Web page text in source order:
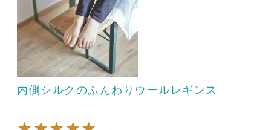
内側シルクのふんわりウールレギンス